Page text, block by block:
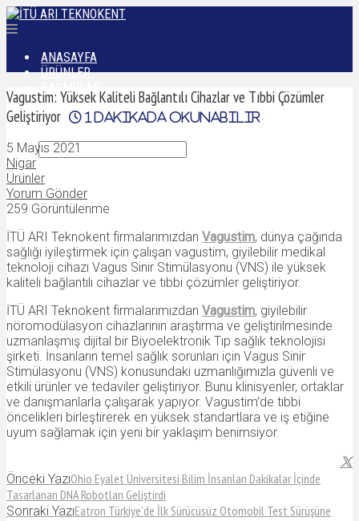
ANASAYFA
ÜRÜNLER
BAŞARILAR
DÜNYADAN
İLETIŞIM
Vagustim: Yüksek Kaliteli Bağlantılı Cihazlar ve Tıbbi Çözümler
Geliştiriyor
1 dakikada okunabilir
5 Mayıs 2021
Nigar
Ürünler
Yorum Gönder
259 Görüntülenme
İTÜ ARI Teknokent firmalarımızdan Vagustim, dünya çağında
sağlığı iyileştirmek için çalışan vagustim, giyilebilir medikal
teknoloji cihazı Vagus Sinir Stimülasyonu (VNS) ile yüksek
kaliteli bağlantılı cihazlar ve tıbbi çözümler geliştiriyor.
İTÜ ARI Teknokent firmalarımızdan Vagustim, giyilebilir
nöromodülasyon cihazlarının araştırma ve geliştirilmesinde
uzmanlaşmış dijital bir Biyoelektronik Tıp sağlık teknolojisi
şirketi. İnsanların temel sağlık sorunları için Vagus Sinir
Stimülasyonu (VNS) konusundaki uzmanlığımızla güvenli ve
etkili ürünler ve tedaviler geliştiriyor. Bunu klinisyenler, ortaklar
ve danışmanlarla çalışarak yapıyor. Vagustim’de tıbbi
öncelikleri birleştirerek en yüksek standartlara ve iş etiğine
uyum sağlamak için yeni bir yaklaşım benimsiyor.
Önceki YazıOhio Eyalet Üniversitesi Bilim İnsanları Dakikalar İçinde
Tasarlanan DNA Robotları Geliştirdi
Sonraki YazıEatron Türkiye’de İlk Sürücüsüz Otomobil Test Sürüşüne